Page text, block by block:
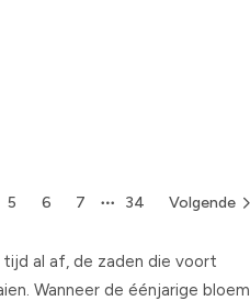
5 6 7 34 Volgende
tijd al af, de zaden die voort
Wanneer de éénjarige bloem